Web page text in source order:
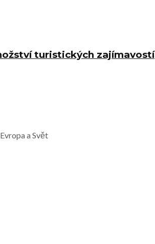
turistických zajímavostí
a Svět